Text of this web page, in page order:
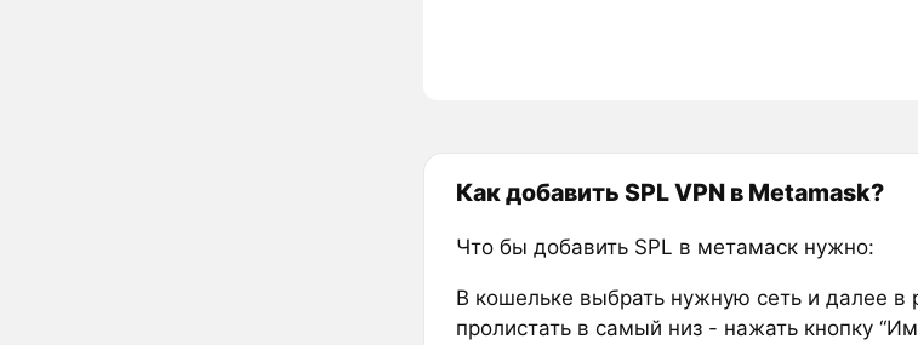
Как добавить SPL VPN в Metamask?
Что бы добавить SPL в метамаск нужно:
В кошельке выбрать нужную сеть и далее в
пролистать в самый низ - нажать кнопку